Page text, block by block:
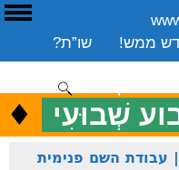
שו”ת?
ממש!
שיעורים שבועי
סקירה כללית
ENGLISH
שְׁבוּעִי ♦
עבודת השם פנימית